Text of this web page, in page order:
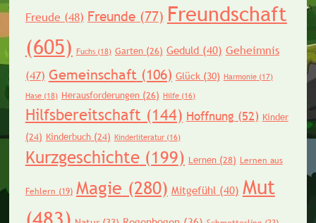
Freude(48) Freunde(77) Freundschaft
(605) Fuchs(18) Garten(26) Geduld(40) Geheimnis
(47) Gemeinschaft(106) Glück(30) Harmonie(17)
Hase(18) Herausforderungen(26) Hilfe(16)
Hilfsbereitschaft (144) Hoffnung (52) Kinder
(24) Kinderbuch(24) Kinderliteratur(16)
Kurzgeschichte(199) Lernen(28) Lernen aus
Fehlern (19) Magie (280) Mitgefühl(40) Mut